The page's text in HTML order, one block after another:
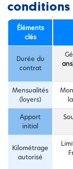
Éléments
clés
Durée du
contrat
Mensualités
(loyers)
Apport
initial
Kilométrage
autorisé